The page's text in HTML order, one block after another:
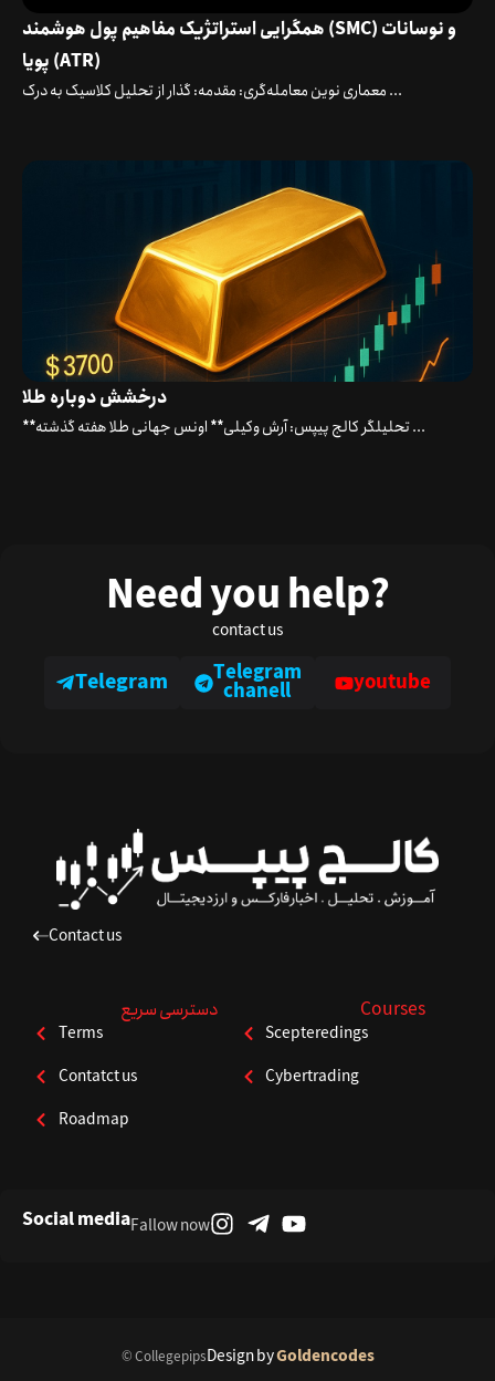
همگرایی استراتژیک مفاهیم پول هوشمند (SMC) و نوسانات
پویا (ATR)
معماری نوین معامله‌گری: مقدمه: گذار از تحلیل کلاسیک به درک ...
درخشش دوباره طلا
**تحلیلگر کالج پیپس: آرش وکیلی** اونس جهانی طلا هفته گذشته ...
Need you help?
contact us
Telegram Telegram
chanell youtube
Contact us
دسترسی سریع
Terms
Contatct us
Roadmap
Courses
Scepteredings
Cybertrading
Social mediaFallow now
© CollegepipsDesign byGoldencodes